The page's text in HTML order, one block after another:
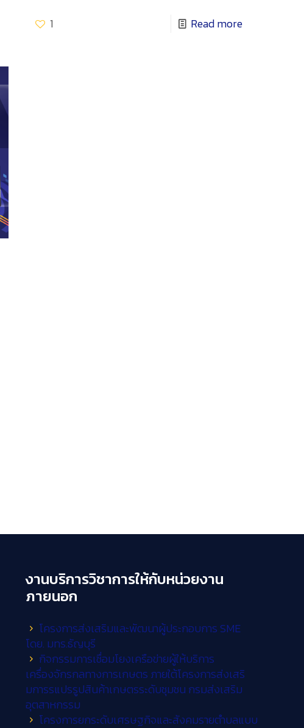
1
Read more
งานบริการวิชาการให้กับหน่วยงาน
ภายนอก
โครงการส่งเสริมและพัฒนาผู้ประกอบการ SME
โดย. มทร.ธัญบุรี
กิจกรรมการเชื่อมโยงเครือข่ายผู้ให้บริการ
เครื่องจักรกลทางการเกษตร ภายใต้โครงการส่งเสริ
มการรแปรรูปสินค้าเกษตรระดับชุมชน กรมส่งเสริม
อุตสาหกรรม
โครงการยกระดับเศรษฐกิจและสังคมรายตำบลแบบ